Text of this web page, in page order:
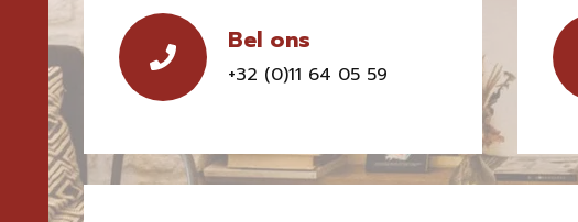
Bel ons
+32 (0)11 64 05 59